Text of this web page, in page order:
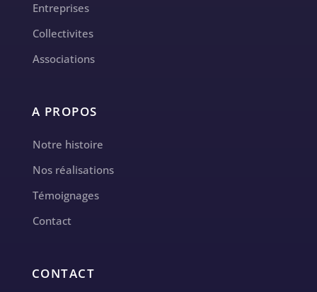
Entreprises
Collectivites
Associations
A PROPOS
Notre histoire
Nos réalisations
Témoignages
Contact
CONTACT